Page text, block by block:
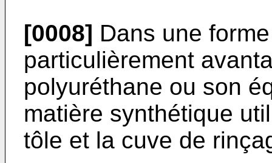
[0008] Dans une
particulièrement
polyuréthane ou son
matière synthétique
tôle et la cuve de